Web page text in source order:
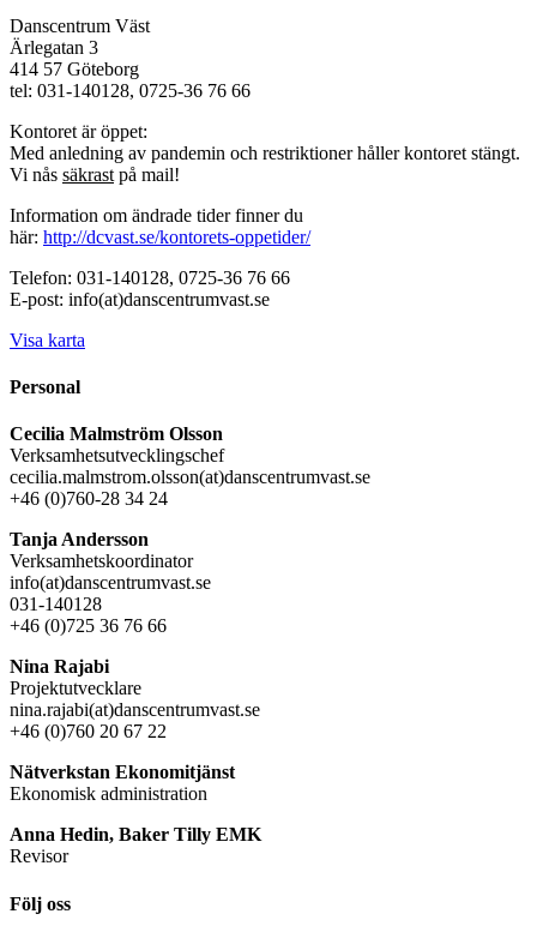
Danscentrum Väst
Ärlegatan 3
414 57 Göteborg
tel: 031-140128, 0725-36 76 66
Kontoret är öppet:
Med anledning av pandemin och restriktioner håller kontoret stängt.
Vi nås säkrast på mail!
Information om ändrade tider finner du
här: http://dcvast.se/kontorets-oppetider/
Telefon: 031-140128, 0725-36 76 66
E-post: info(at)danscentrumvast.se
Visa karta
Personal
Cecilia Malmström Olsson
Verksamhetsutvecklingschef
cecilia.malmstrom.olsson(at)danscentrumvast.se
+46 (0)760-28 34 24
Tanja Andersson
Verksamhetskoordinator
info(at)danscentrumvast.se
031-140128
+46 (0)725 36 76 66
Nina Rajabi
Projektutvecklare
nina.rajabi(at)danscentrumvast.se
+46 (0)760 20 67 22
Nätverkstan Ekonomitjänst
Ekonomisk administration
Anna Hedin, Baker Tilly EMK
Revisor
Följ oss